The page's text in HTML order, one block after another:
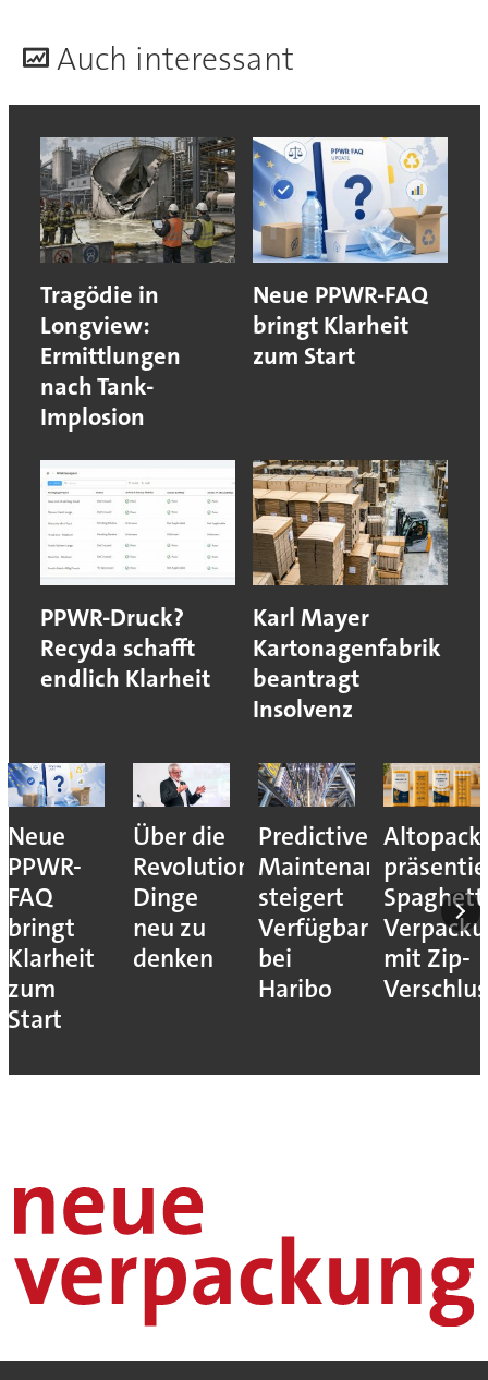
Auch interessant
Tragödie in
Longview:
Ermittlungen
nach Tank-
Implosion
Neue PPWR-FAQ
bringt Klarheit
zum Start
PPWR-Druck?
Recyda schafft
endlich Klarheit
Karl Mayer
Kartonagenfabrik
beantragt
Insolvenz
Neue
PPWR-
FAQ
bringt
Klarheit
zum
Start
Über die
Revolution,
Dinge
neu zu
denken
Predictive
Maintenance
steigert
Verfügbarkeit
bei
Haribo
Altopack
mit Zip-